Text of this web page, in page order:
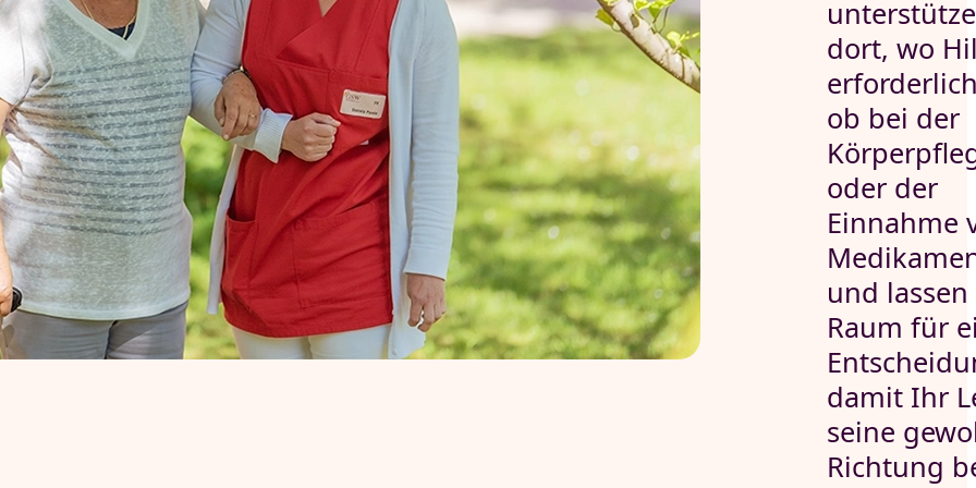
dort, wo
ob bei der
oder der
Einnahme
und
Raum für
damit Ihr
seine
Richtung